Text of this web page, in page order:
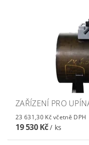
ZAŘÍZENÍ PRO
23 631,30 Kč včetně DPH
19 530 Kč/ ks